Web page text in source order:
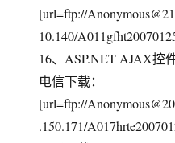
[url=ftp://
10.140/
16、ASP.NET AJAX控
电信下载：
[url=ftp://
.150.171/